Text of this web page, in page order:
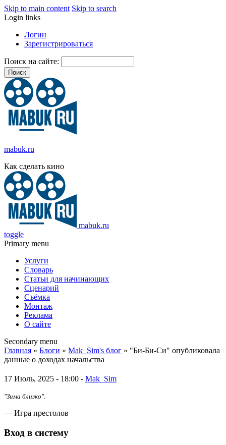
Skip to main content Skip to search
Login links
Логин
Зарегистрироваться
Поиск на сайте:
mabuk.ru
Как сделать кино
mabuk.ru
toggle
Primary menu
Услуги
Словарь
Статьи для начинающих
Сценарий
Съёмка
Монтаж
Реклама
О сайте
Secondary menu
Главная » Блоги » Mak_Sim's блог » "Би-Би-Си" опубликовала
данные о доходах начальства
17 Июль, 2025 - 18:00 - Mak_Sim
"Зима близко".
— Игра престолов
Вход в систему